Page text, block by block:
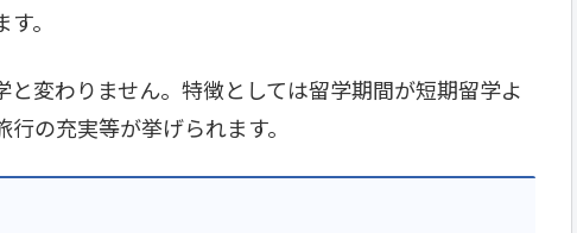
。
変わりません。特徴としては留学期間が短期留学よ
の充実等が挙げられます。